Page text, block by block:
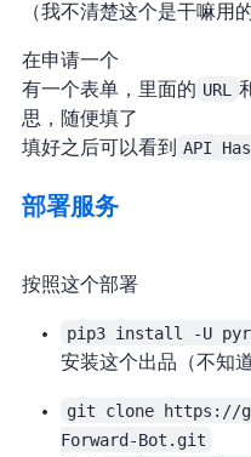
（我不清楚这个是干嘛用
在申请一个application
有一个表单，里面的 URL
思，随便填了
填好之后可以看到 API
部署服务
按照这个部署
pip3 install -U
安装这个telegram出品（
git clone https://
Forward-Bot.git